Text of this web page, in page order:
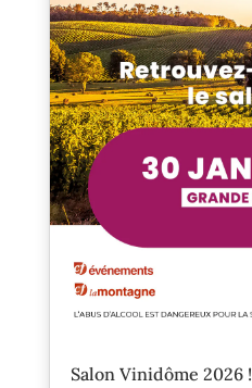
Salon Vinidôme 2026 !